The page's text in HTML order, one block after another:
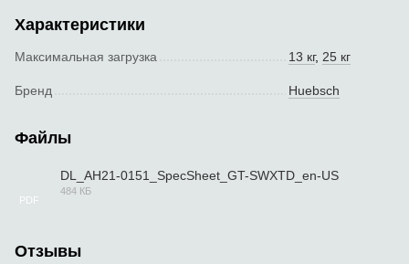
Характеристики
Максимальная загрузка 13 кг, 25 кг
Бренд Huebsch
Файлы
PDF
DL_AH21-0151_SpecSheet_GT-SWXTD_en-US
484 КБ
Отзывы